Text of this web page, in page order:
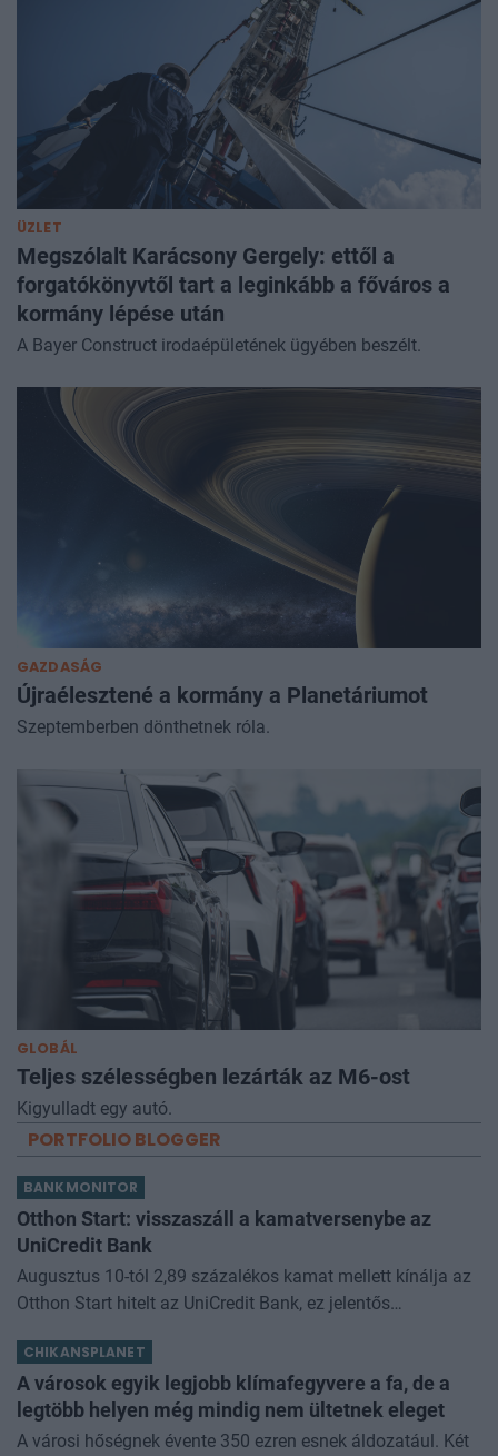
ÜZLET
Megszólalt Karácsony Gergely: ettől a
forgatókönyvtől tart a leginkább a főváros a
kormány lépése után
A Bayer Construct irodaépületének ügyében beszélt.
GAZDASÁG
Újraélesztené a kormány a Planetáriumot
Szeptemberben dönthetnek róla.
GLOBÁL
Teljes szélességben lezárták az M6-ost
Kigyulladt egy autó.
PORTFOLIO BLOGGER
BANKMONITOR
Otthon Start: visszaszáll a kamatversenybe az
UniCredit Bank
Augusztus 10-tól 2,89 százalékos kamat mellett kínálja az
Otthon Start hitelt az UniCredit Bank, ez jelentős
kamathoz képest. De arról sem s
CHIKANSPLANET
A városok egyik legjobb klímafegyvere a fa, de a
legtöbb helyen még mindig nem ültetnek eleget
A városi hőségnek évente 350 ezren esnek áldozatául. Két